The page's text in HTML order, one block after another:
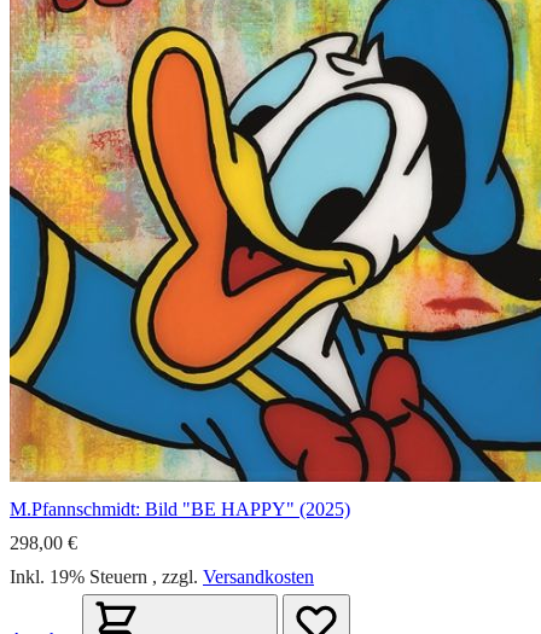
M.Pfannschmidt: Bild "BE HAPPY" (2025)
298,00 €
Inkl. 19% Steuern , zzgl. Versandkosten